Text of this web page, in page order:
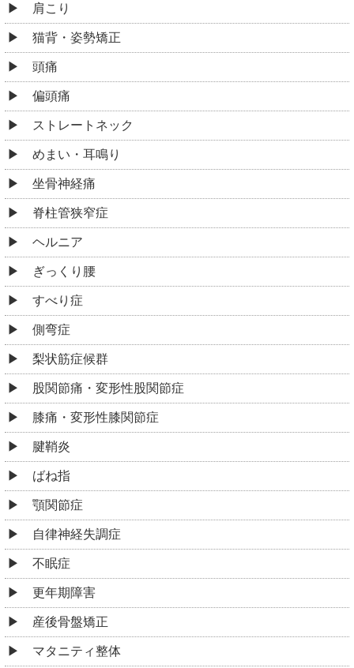
肩こり
猫背・姿勢矯正
頭痛
偏頭痛
ストレートネック
めまい・耳鳴り
坐骨神経痛
脊柱管狭窄症
ヘルニア
ぎっくり腰
すべり症
側弯症
梨状筋症候群
股関節痛・変形性股関節症
膝痛・変形性膝関節症
腱鞘炎
ばね指
顎関節症
自律神経失調症
不眠症
更年期障害
産後骨盤矯正
マタニティ整体